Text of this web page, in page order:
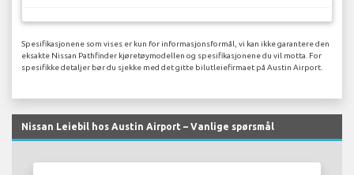
Spesifikasjonene som vises er kun for informasjonsformål, vi kan ikke garantere den
eksakte Nissan Pathfinder kjøretøymodellen og spesifikasjonene du vil motta. For
spesifikke detaljer bør du sjekke med det gitte bilutleiefirmaet på Austin Airport.
Nissan Leiebil hos Austin Airport – Vanlige spørsmål